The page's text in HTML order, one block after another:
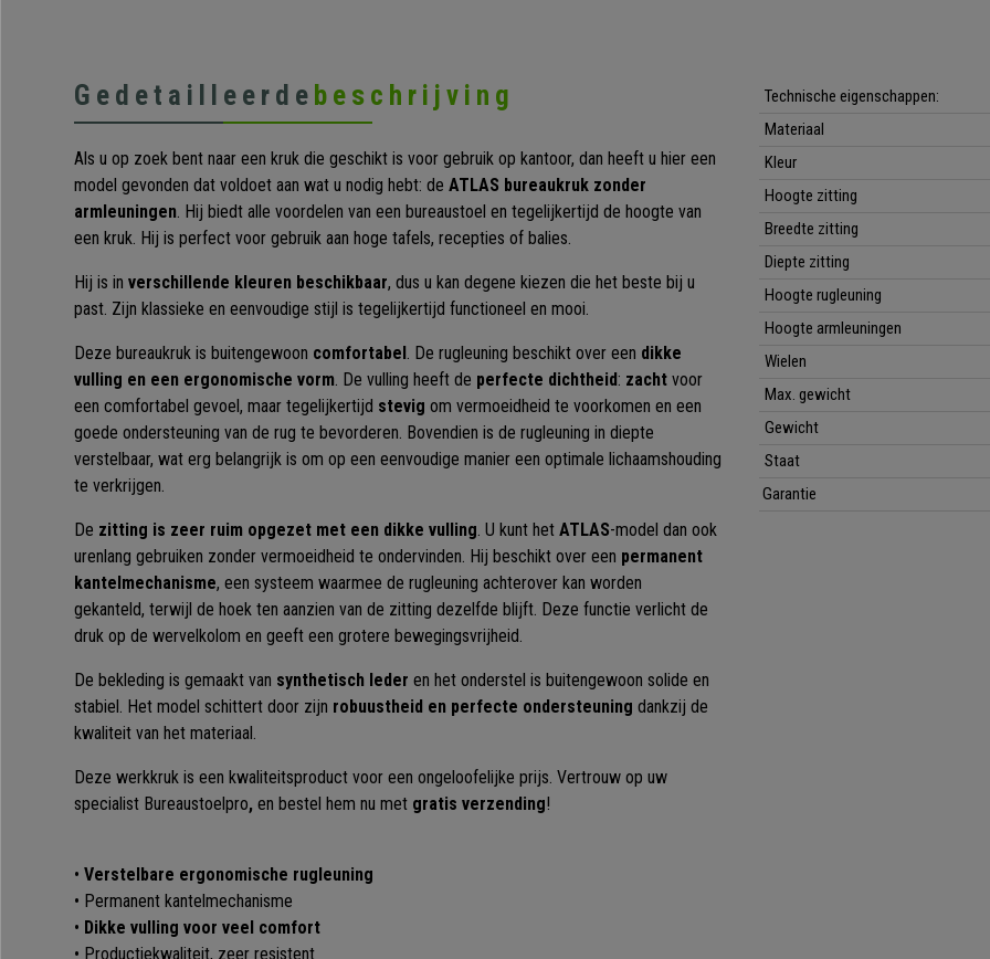
Gedetailleerde beschrijving
Als u op zoek bent naar een kruk die geschikt is voor gebruik op kantoor, dan heeft u hier een
model gevonden dat voldoet aan wat u nodig hebt: de ATLAS bureaukruk zonder
armleuningen. Hij biedt alle voordelen van een bureaustoel en tegelijkertijd de hoogte van
een kruk. Hij is perfect voor gebruik aan hoge tafels, recepties of balies.
Hij is in verschillende kleuren beschikbaar, dus u kan degene kiezen die het beste bij u
past. Zijn klassieke en eenvoudige stijl is tegelijkertijd functioneel en mooi.
Deze bureaukruk is buitengewoon comfortabel. De rugleuning beschikt over een dikke
vulling en een ergonomische vorm. De vulling heeft de perfecte dichtheid: zacht voor
een comfortabel gevoel, maar tegelijkertijd stevig om vermoeidheid te voorkomen en een
goede ondersteuning van de rug te bevorderen. Bovendien is de rugleuning in diepte
verstelbaar, wat erg belangrijk is om op een eenvoudige manier een optimale lichaamshouding
te verkrijgen.
De zitting is zeer ruim opgezet met een dikke vulling. U kunt het ATLAS-model dan ook
urenlang gebruiken zonder vermoeidheid te ondervinden. Hij beschikt over een permanent
kantelmechanisme, een systeem waarmee de rugleuning achterover kan worden
gekanteld, terwijl de hoek ten aanzien van de zitting dezelfde blijft. Deze functie verlicht de
druk op de wervelkolom en geeft een grotere bewegingsvrijheid.
De bekleding is gemaakt van synthetisch leder en het onderstel is buitengewoon solide en
stabiel. Het model schittert door zijn robuustheid en perfecte ondersteuning dankzij de
kwaliteit van het materiaal.
Deze werkkruk is een kwaliteitsproduct voor een ongeloofelijke prijs. Vertrouw op uw
specialist Bureaustoelpro, en bestel hem nu met gratis verzending!
• Verstelbare ergonomische rugleuning
• Permanent kantelmechanisme
• Dikke vulling voor veel comfort
• Productiekwaliteit, zeer resistent
Technische eigenschappen:
Materiaal
Kleur
Hoogte zitting
Breedte zitting
Diepte zitting
Hoogte rugleuning
Hoogte armleuningen
Wielen
Max. gewicht
Gewicht
Staat
Garantie